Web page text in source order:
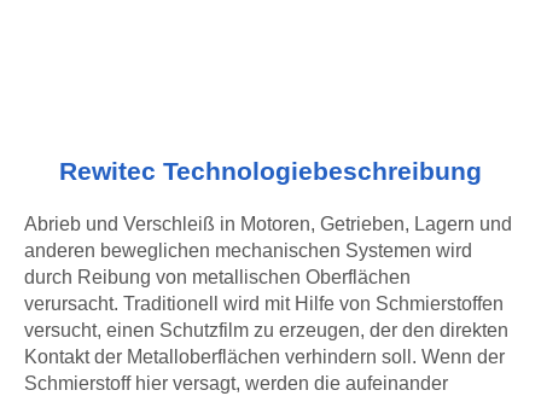
Rewitec Technologiebeschreibung
Abrieb und Verschleiß in Motoren, Getrieben, Lagern und
anderen beweglichen mechanischen Systemen wird
durch Reibung von metallischen Oberflächen
verursacht. Traditionell wird mit Hilfe von Schmierstoffen
versucht, einen Schutzfilm zu erzeugen, der den direkten
Kontakt der Metalloberflächen verhindern soll. Wenn der
Schmierstoff hier versagt, werden die aufeinander